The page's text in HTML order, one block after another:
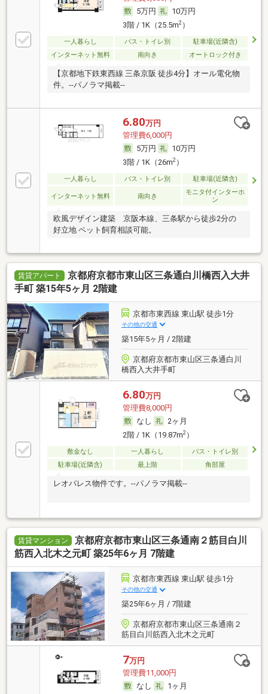
5万円
10万円
3階 / 1K（25.5m2）
一人暮らし バス・トイレ別
駐車場(近隣含)
インターネット無料
南向き オートロック付き
【京都地下鉄東西線 三条京阪 徒歩4分】オール電化物
件。--パノラマ掲載--
6.80万円
管理費6,000円
5万円
10万円
3階 / 1K（26m2）
一人暮らし バス・トイレ別 駐車場(近隣含)
インターネット無料 南向き
モニタ付インターホ
ン
欧風デザイン建築 京阪本線、三条駅から徒歩2分の
好立地 ペット飼育相談可能。
賃貸アパート
京都府京都市東山区三条通白川橋西入大井
手町 築15年5ヶ月 2階建
京都市東西線 東山駅 徒歩1分
その他の交通
築15年5ヶ月 / 2階建
京都府京都市東山区三条通白川
橋西入大井手町
6.80万円
管理費8,000円
なし
2ヶ月
2階 / 1K（19.87m2）
敷金なし 一人暮らし
バス・トイレ別
駐車場(近隣含)
最上階 角部屋
レオパレス物件です。--パノラマ掲載--
賃貸マンション
京都府京都市東山区三条通南２筋目白川
筋西入北木之元町 築25年6ヶ月 7階建
京都市東西線 東山駅 徒歩1分
その他の交通
築25年6ヶ月 / 7階建
京都府京都市東山区三条通南２
筋目白川筋西入北木之元町
7万円
管理費11,000円
なし
1ヶ月